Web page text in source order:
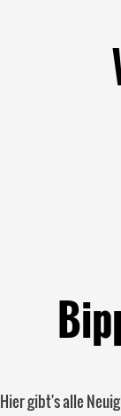
Hier gibt's alle